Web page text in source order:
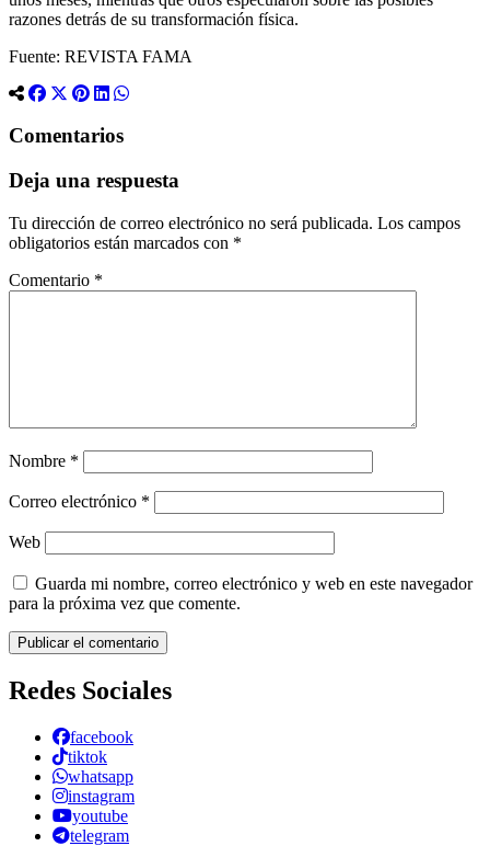
razones detrás de su transformación física.
Fuente: REVISTA FAMA
Comentarios
Deja una respuesta
Tu dirección de correo electrónico no será publicada. Los campos
obligatorios están marcados con *
Comentario *
Nombre *
Correo electrónico *
Web
Guarda mi nombre, correo electrónico y web en este navegador
para la próxima vez que comente.
Redes Sociales
facebook
tiktok
whatsapp
instagram
youtube
telegram